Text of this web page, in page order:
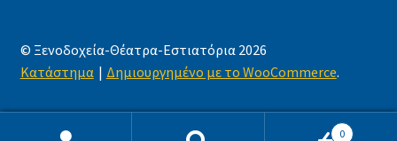
© Ξενοδοχεία-Θέατρα-Εστιατόρια 2026
Κατάστημα
Δημιουργημένο με το WooCommerce.
0